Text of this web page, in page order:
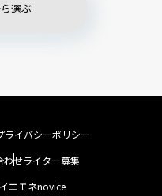
選ぶ
ライバシーポリシー
わせライター募集
イエモネnovice